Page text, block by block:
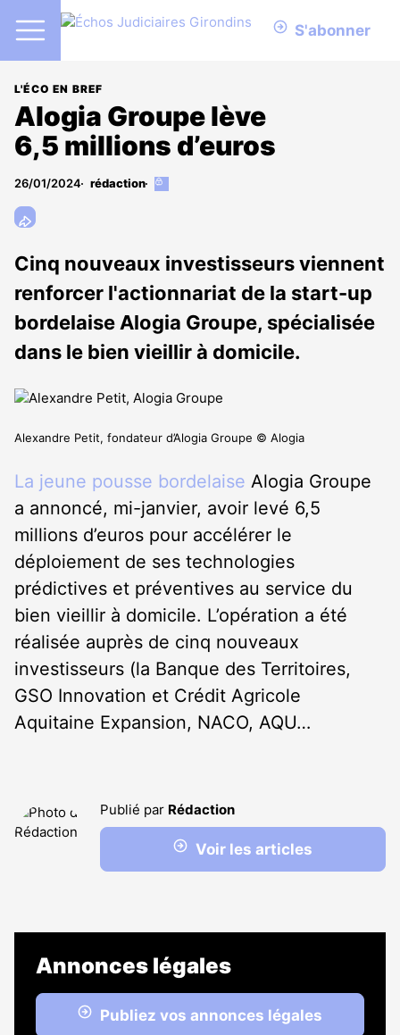
S'abonner
L'ÉCO EN BREF
Alogia Groupe lève
6,5 millions d’euros
26/01/2024 rédaction
Cet
aux
abonnés
Cinq nouveaux investisseurs viennent
renforcer l'actionnariat de la start-up
bordelaise Alogia Groupe, spécialisée
dans le bien vieillir à domicile.
Alexandre Petit, fondateur d’Alogia Groupe © Alogia
La jeune pousse bordelaise Alogia Groupe
a annoncé, mi-janvier, avoir levé 6,5
millions d’euros pour accélérer le
déploiement de ses technologies
prédictives et préventives au service du
bien vieillir à domicile. L’opération a été
réalisée auprès de cinq nouveaux
investisseurs (la Banque des Territoires,
GSO Innovation et Crédit Agricole
Aquitaine Expansion, NACO, AQU…
Publié par Rédaction
Voir les articles
Annonces légales
Publiez vos annonces légales